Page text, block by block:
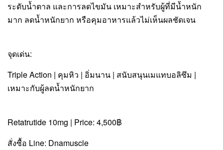
ระดับน้ำตาล และการลดไขมัน เหมาะสำหรับผู้ที่มีน้ำหนัก
มาก ลดน้ำหนักยาก หรือคุมอาหารแล้วไม่เห็นผลชัดเจน
จุดเด่น:
Triple Action | คุมหิว | อิ่มนาน | สนับสนุนเมแทบอลิซึม |
เหมาะกับผู้ลดน้ำหนักยาก
Retatrutide 10mg | Price: 4,500฿
สั่งซื้อ Line: Dnamuscle